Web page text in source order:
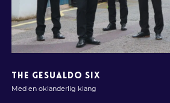
THE GESUALDO SIX
Med en oklanderlig klang